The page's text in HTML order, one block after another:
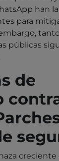
han
para
públicas
de
creciente